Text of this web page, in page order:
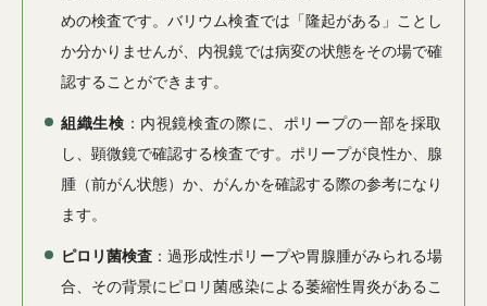
めの検査です。バリウム検査では「隆起がある」ことし
か分かりませんが、内視鏡では病変の状態をその場で確
認することができます。
組織生検 ：内視鏡検査の際に、ポリープの一部を採取
し、顕微鏡で確認する検査です。ポリープが良性か、腺
腫（前がん状態）か、がんかを確認する際の参考になり
ます。
ピロリ菌検査 ：過形成性ポリープや胃腺腫がみられる場
合、その背景にピロリ菌感染による萎縮性胃炎があるこ